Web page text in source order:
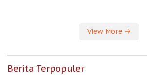
View More
Berita Terpopuler